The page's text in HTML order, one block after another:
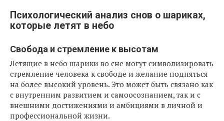
Психологический анализ снов о шариках,
которые летят в небо
Свобода и стремление к высотам
Летящие в небо шарики во сне могут символизировать
стремление человека к свободе и желание подняться
на более высокий уровень. Это может быть связано как
с внутренним развитием и самоосознанием, так и с
внешними достижениями и амбициями в личной и
профессиональной жизни.